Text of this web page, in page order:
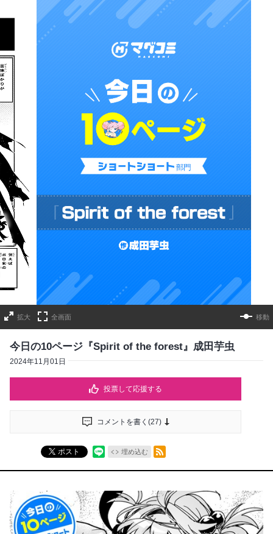
拡大 全画面 移動
今日の10ページ『Spirit of the forest』成田芋虫
2024年11月01日
投票して応援する
コメントを書く(27)
ポスト 埋め込む
RSSフィード